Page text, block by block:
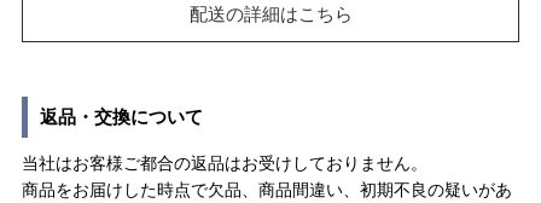
配送の詳細はこちら
返品・交換について
当社はお客様ご都合の返品はお受けしておりません。
商品をお届けした時点で欠品、商品間違い、初期不良の疑いがあ